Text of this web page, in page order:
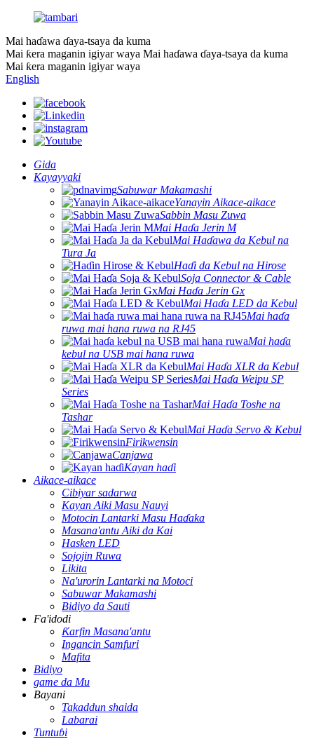
Mai haɗawa ɗaya-tsaya da kuma
Mai ƙera maganin igiyar waya Mai haɗawa ɗaya-tsaya da kuma
Mai ƙera maganin igiyar waya
English
Gida
Kayayyaki
Sabuwar Makamashi
Yanayin Aikace-aikace
Sabbin Masu Zuwa
Mai Haɗa Jerin M
Mai Haɗawa da Kebul na
Tura Ja
Haɗi da Kebul na Hirose
Soja Connector & Cable
Mai Haɗa Jerin Gx
Mai Haɗa LED da Kebul
Mai haɗa
ruwa mai hana ruwa na RJ45
Mai haɗa
kebul na USB mai hana ruwa
Mai Haɗa XLR da Kebul
Mai Haɗa Weipu SP
Series
Mai Haɗa Toshe na
Tashar
Mai Haɗa Servo & Kebul
Firikwensin
Canjawa
Kayan haɗi
Aikace-aikace
Cibiyar sadarwa
Kayan Aiki Masu Nauyi
Motocin Lantarki Masu Haɗaka
Masana'antu Aiki da Kai
Hasken LED
Sojojin Ruwa
Likita
Na'urorin Lantarki na Motoci
Sabuwar Makamashi
Bidiyo da Sauti
Fa'idodi
Ƙarfin Masana'antu
Ingancin Samfuri
Mafita
Bidiyo
game da Mu
Bayani
Takaddun shaida
Labarai
Tuntuɓi